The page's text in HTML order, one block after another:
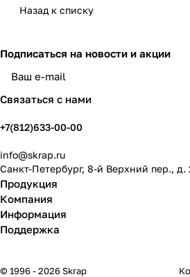
Назад к списку
Подписаться на новости и акции
Связаться с нами
+7(812)633-00-00
info@skrap.ru
Санкт-Петербург, 8-й Верхний пер., д.
Продукция
Компания
Информация
Поддержка
© 1996 - 2026 Skrap